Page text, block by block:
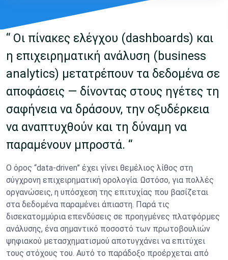
“ Οι πίνακες ελέγχου (dashboards) και
η επιχειρηματική ανάλυση (business
analytics) μετατρέπουν τα δεδομένα σε
αποφάσεις — δίνοντας στους ηγέτες τη
σαφήνεια να δράσουν, την οξυδέρκεια
να αναπτυχθούν και τη δύναμη να
παραμένουν μπροστά. “
Ο όρος “data-driven” έχει γίνει θεμέλιος λίθος στη
σύγχρονη επιχειρηματική ορολογία. Ωστόσο, για πολλές
οργανώσεις, η υπόσχεση της επιτυχίας που βασίζεται
στα δεδομένα παραμένει άπιαστη. Παρά τις
δισεκατομμύρια επενδύσεις σε προηγμένες πλατφόρμες
ανάλυσης, ένα σημαντικό ποσοστό των πρωτοβουλιών
ψηφιακού μετασχηματισμού αποτυγχάνει να επιτύχει
τους στόχους του. Αυτό το παράδοξο προέρχεται από